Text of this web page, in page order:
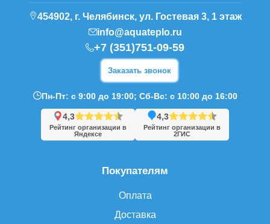
Покупателям
Оплата
Доставка
454902, г. Челябинск, ул. Гостевая 3, 1 этаж
info@aquateplo.ru
+7 (351)751-09-59
Заказать звонок
Пн-Пт: с 9:00 до 19:00; Сб-Вс: с 10:00 до 16:00
4,3
Рейтинг организации в
Яндексе
4,3
Рейтинг организации в
2ГИС